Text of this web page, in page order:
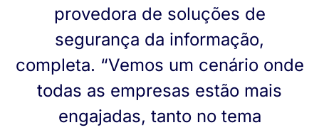
provedora de soluções de
segurança da informação,
completa. “Vemos um cenário onde
todas as empresas estão mais
engajadas, tanto no tema